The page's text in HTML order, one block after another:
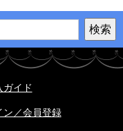
ガイド
ン／会員登録